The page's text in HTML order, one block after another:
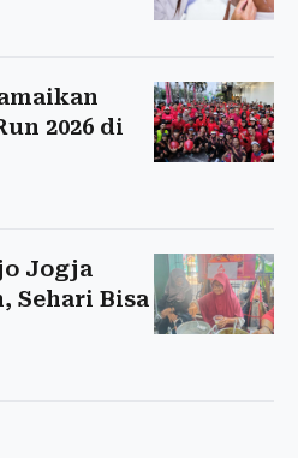
2026 di
Jogja
Sehari Bisa